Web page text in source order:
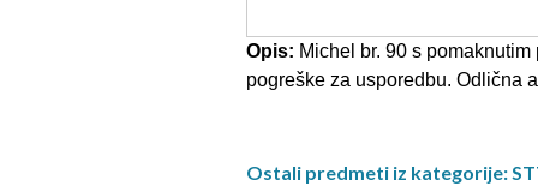
Opis: Michel br. 90 s
pogreške za usporedbu. Odlična
Ostali predmeti iz kategorije: